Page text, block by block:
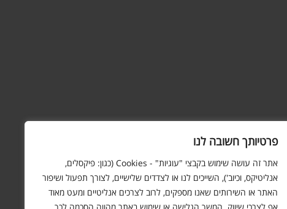
פרטיותך חשובה לנו
אתר זה עושה שימוש בקבצי "עוגיות" - Cookies (כגון: פיקסלים,
אנליטיקס, וכיוב'), השייכים לנו או לצדדים שלישיים, לצורך תפעול ושיפור
האתר או השירותים שאנו מספקים, לרוב לצרכים אנליטיים ומעט מאוד